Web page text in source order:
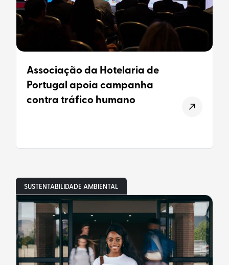
Associação da Hotelaria de
Portugal apoia campanha
contra tráfico humano
SUSTENTABILIDADE AMBIENTAL